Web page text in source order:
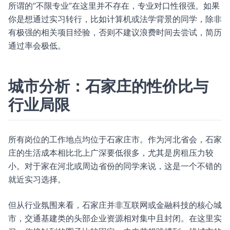
所谓的“不限专业”在这里并不存在，专业对口性很强。如果
你是想通过实习转行，比如计算机或法学背景的同学，除非
有极强的相关项目经验，否则不建议浪费时间去尝试，简历
通过率会极低。
城市分析：石家庄的性价比与
行业局限
所有岗位的工作地点均位于石家庄市。作为河北省会，石家
庄的生活成本相比北上广深要低很多，尤其是房租压力较
小。对于家在河北或周边省份的同学来说，这是一个不错的
就近实习选择。
但从行业氛围来看，石家庄并非互联网或金融科技的核心城
市，交通基建类的头部企业资源相对集中且封闭。在这里实